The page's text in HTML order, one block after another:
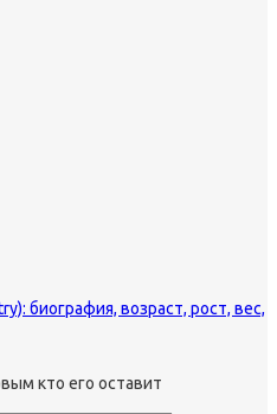
биография, возраст, рост, вес,
кто его оставит